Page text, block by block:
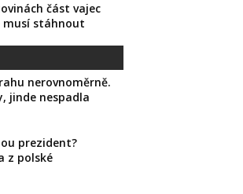
část vajec
musí stáhnout
nerovnoměrně.
jinde nespadla
prezident?
z polské